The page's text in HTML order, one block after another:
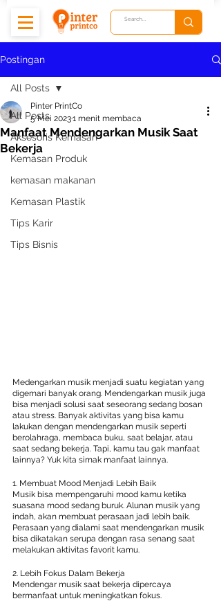
Postingan
All Posts
Aksesoris Kemasan
Kemasan Produk
kemasan makanan
Kemasan Plastik
Tips Karir
Tips Bisnis
All Posts
Manfaat Mendengarkan Musik Saat
Bekerja
Pinter PrintCo
5 Mei 20231 menit membaca
Medengarkan musik menjadi suatu kegiatan yang
digemari banyak orang. Mendengarkan musik juga
bisa menjadi solusi saat seseorang sedang bosan
atau stress. Banyak aktivitas yang bisa kamu
lakukan dengan mendengarkan musik seperti
berolahraga, membaca buku, saat belajar, atau
saat sedang bekerja. Tapi, kamu tau gak manfaat
lainnya? Yuk kita simak manfaat lainnya.
1. Membuat Mood Menjadi Lebih Baik
Musik bisa mempengaruhi mood kamu ketika
suasana mood sedang buruk. Alunan musik yang
indah, akan membuat perasaan jadi lebih baik.
Perasaan yang dialami saat mendengarkan musik
bisa dikatakan serupa dengan rasa senang saat
melakukan aktivitas favorit kamu.
2. Lebih Fokus Dalam Bekerja
Mendengar musik saat bekerja dipercaya
bermanfaat untuk meningkatkan fokus.